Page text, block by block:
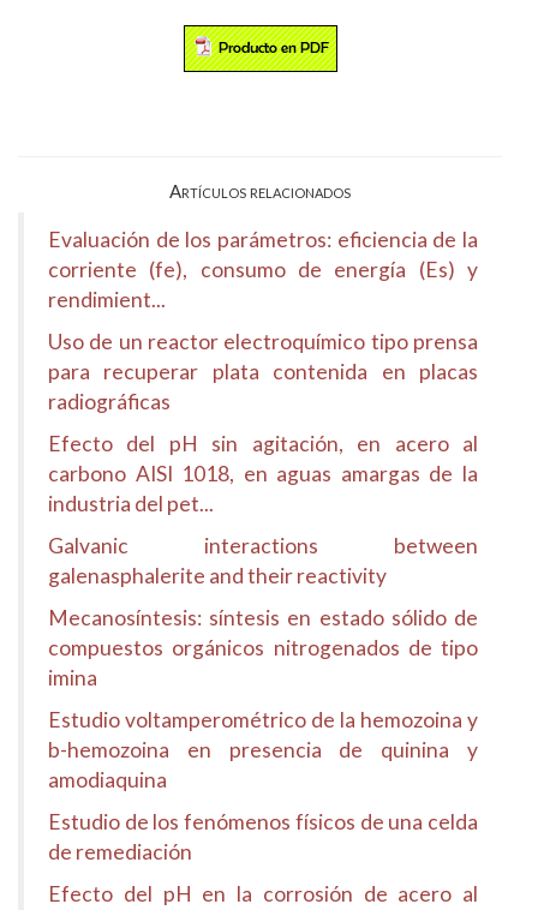
Artículos relacionados
Evaluación de los parámetros: eficiencia de la
corriente (fe), consumo de energía (Es) y
rendimient...
Uso de un reactor electroquímico tipo prensa
para recuperar plata contenida en placas
radiográficas
Efecto del pH sin agitación, en acero al
carbono AISI 1018, en aguas amargas de la
industria del pet...
Galvanic interactions between
galenasphalerite and their reactivity
Mecanosíntesis: síntesis en estado sólido de
compuestos orgánicos nitrogenados de tipo
imina
Estudio voltamperométrico de la hemozoina y
b-hemozoina en presencia de quinina y
amodiaquina
Estudio de los fenómenos físicos de una celda
de remediación
Efecto del pH en la corrosión de acero al